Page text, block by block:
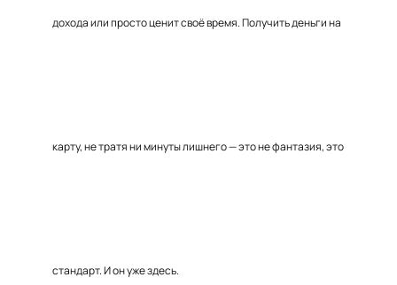
дохода или просто ценит своё время. Получить деньги на
карту, не тратя ни минуты лишнего — это не фантазия, это
стандарт. И он уже здесь.